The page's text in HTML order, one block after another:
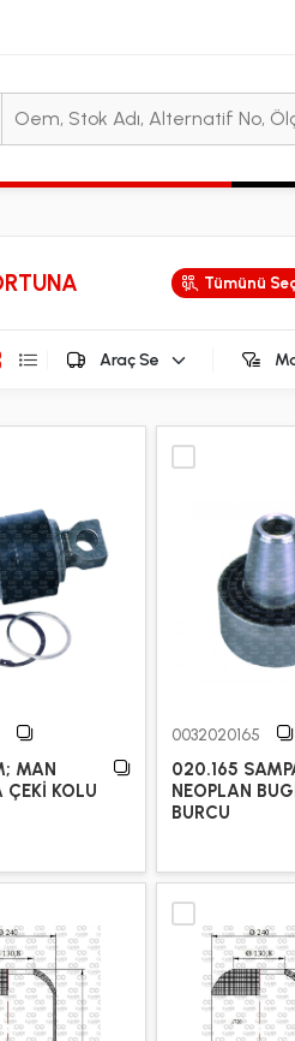
Tümünü
MAN
ÇEKİ KOLU
0032020165
020.165
NEOPLAN
BURCU